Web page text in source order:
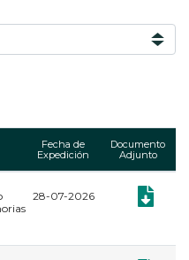
Fecha de
Expedición
Documento
Adjunto
28-07-2026